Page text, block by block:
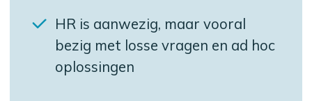
HR is aanwezig, maar vooral
bezig met losse vragen en ad hoc
oplossingen